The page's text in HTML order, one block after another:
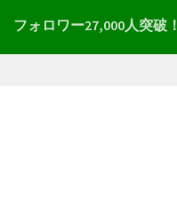
フォロワー27,000人突破！